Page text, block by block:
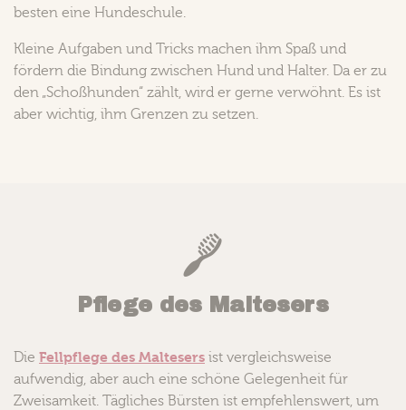
besten eine Hundeschule.
Kleine Aufgaben und Tricks machen ihm Spaß und
fördern die Bindung zwischen Hund und Halter. Da er zu
den „Schoßhunden“ zählt, wird er gerne verwöhnt. Es ist
aber wichtig, ihm Grenzen zu setzen.
Pflege des Maltesers
Die Fellpflege des Maltesers ist vergleichsweise
aufwendig, aber auch eine schöne Gelegenheit für
Zweisamkeit. Tägliches Bürsten ist empfehlenswert, um